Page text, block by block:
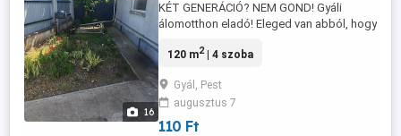
16
KÉT GENERÁCIÓ? NEM GOND! Gyáli
álomotthon eladó! Eleged van abból, hogy
hogy túl közel? Na EZ az a ház, ahol
generációs családi ház 409 nm telekkel!
Amit imádni fogsz: Tágas terek nincs
több ne menj az utamban! ...
120 m2| 4 szoba
Gyál, Pest
augusztus 7
110 Ft